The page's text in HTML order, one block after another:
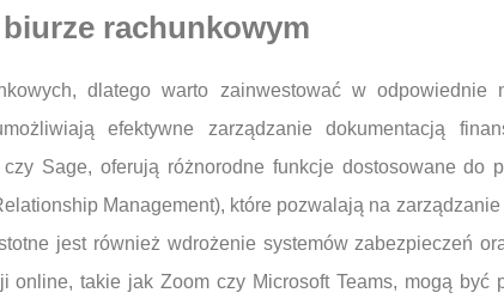
rachunkowym
dlatego warto zainwestować w odpowiednie
efektywne zarządzanie dokumentacją
Sage, oferują różnorodne funkcje dostosowane do
Management), które pozwalają na
jest również wdrożenie systemów zabezpieczeń
takie jak Zoom czy Microsoft Teams, mogą być